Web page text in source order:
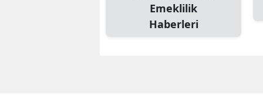
Emeklilik
Haberleri